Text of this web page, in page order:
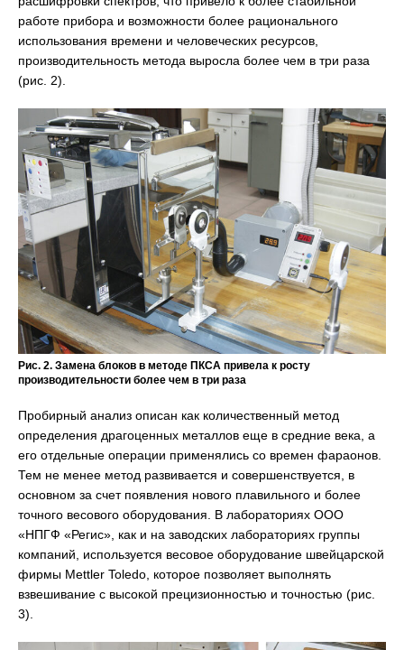
работе прибора и возможности более рационального
использования времени и человеческих ресурсов,
производительность метода выросла более чем в три раза
(рис. 2).
Рис. 2. Замена блоков в методе ПКСА привела к росту
производительности более чем в три раза
Пробирный анализ описан как количественный метод
определения драгоценных металлов еще в средние века, а
его отдельные операции применялись со времен фараонов.
Тем не менее метод развивается и совершенствуется, в
основном за счет появления нового плавильного и более
точного весового оборудования. В лабораториях ООО
«НПГФ «Регис», как и на заводских лабораториях группы
компаний, используется весовое оборудование швейцарской
фирмы Mettler Toledo, которое позволяет выполнять
взвешивание с высокой прецизионностью и точностью (рис.
3).